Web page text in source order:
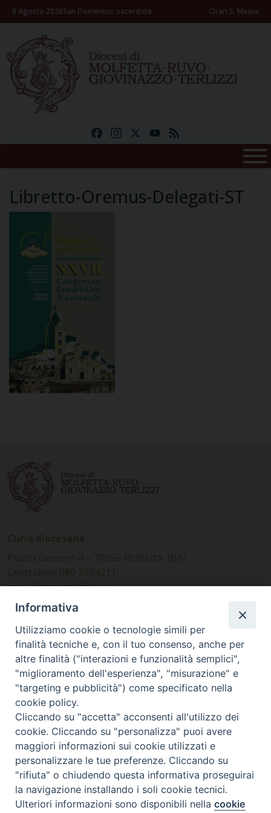
Skip8 Agosto 2026San Domenico, sacerdote Orari S. Messe
FacebookInstagramYouTube
Libretto-Oremus-Delegati-ST
www.diocesimolfetta.it –
diocesimolfetta@pec.chiesacattolica.it
Ufficio Comunicazioni sociali
Piazza Giovene 4 – 70056 Molfetta (BA)
comunicazionisociali@diocesimolfetta.it
SEGUICI SU
Facebook
Instagram
X YouTube
Feed
Privacy Policy - trasparenza
© 2016 - 2026 Diocesi Molfetta Ruvo Giovinazzo Terlizzi
Preferenze Cookie
Informativa
Utilizziamo cookie o tecnologie simili per
finalità tecniche e, con il tuo consenso, anche per
altre finalità ("interazioni e funzionalità semplici",
"miglioramento dell'esperienza", "misurazione" e
"targeting e pubblicità") come specificato nella
cookie policy.
Cliccando su "accetta" acconsenti all'utilizzo dei
cookie. Cliccando su "personalizza" puoi avere
maggiori informazioni sui cookie utilizzati e
personalizzare le tue preferenze. Cliccando su
"rifiuta" o chiudendo questa informativa proseguirai
la navigazione installando i soli cookie tecnici.
Ulteriori informazioni sono disponibili nellacookie